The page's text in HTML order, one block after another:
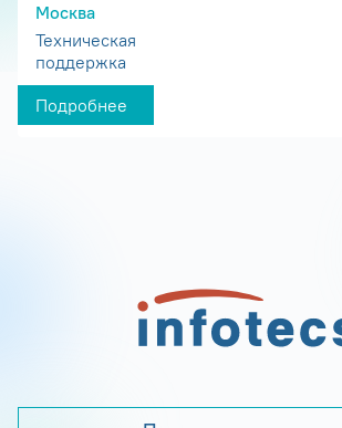
Москва
Техническая
поддержка
Подробнее